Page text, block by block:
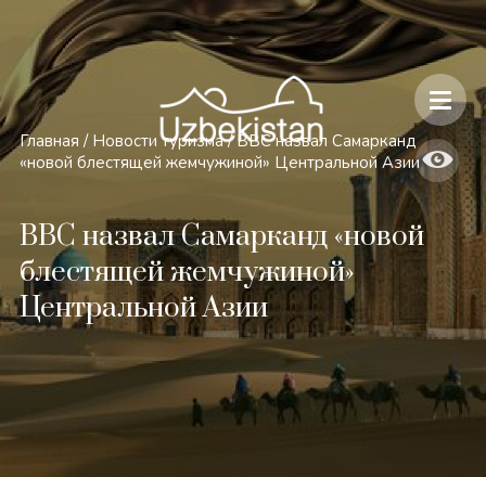
Безопасность и особенности путешествий по Узбекистану
Главная / Новости туризма / BBC назвал Самарканд
«новой блестящей жемчужиной» Центральной Азии
BBC назвал Самарканд «новой
блестящей жемчужиной»
Центральной Азии